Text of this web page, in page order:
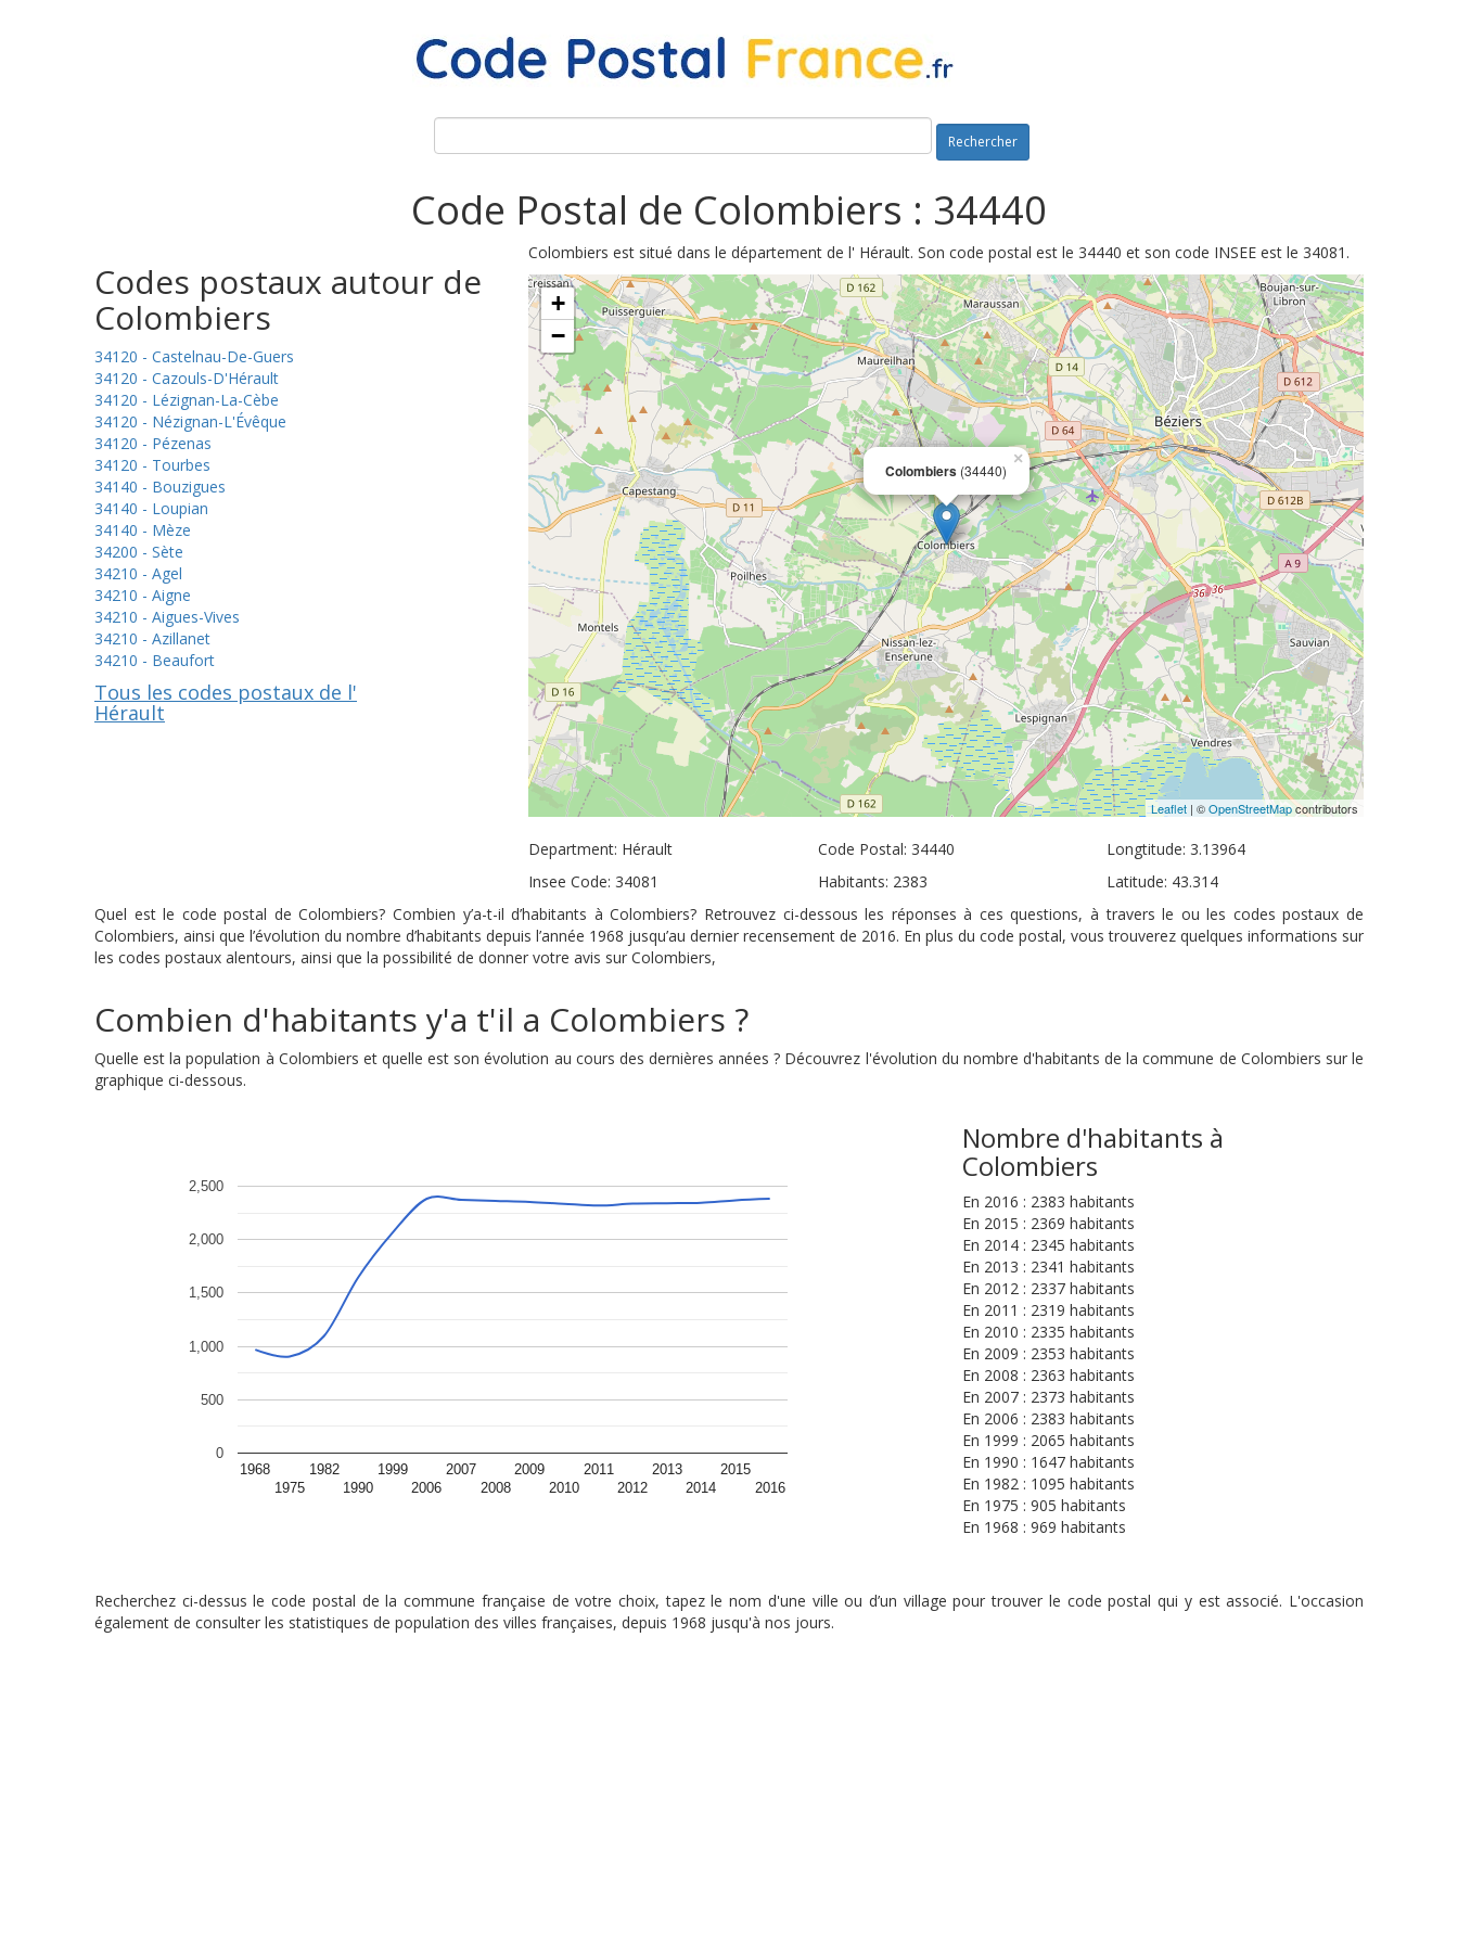
Rechercher
Code Postal de Colombiers : 34440
Codes postaux autour de
Colombiers
34120 - Castelnau-De-Guers
34120 - Cazouls-D'Hérault
34120 - Lézignan-La-Cèbe
34120 - Nézignan-L'Évêque
34120 - Pézenas
34120 - Tourbes
34140 - Bouzigues
34140 - Loupian
34140 - Mèze
34200 - Sète
34210 - Agel
34210 - Aigne
34210 - Aigues-Vives
34210 - Azillanet
34210 - Beaufort
Tous les codes postaux de l'
Hérault
Colombiers est situé dans le département de l' Hérault. Son code postal est le 34440 et son code INSEE est le 34081.
Colombiers (34440)
×
+
−
Leaflet | ©OpenStreetMapcontributors
Department: Hérault
Insee Code: 34081
Code Postal: 34440
Habitants: 2383
Longtitude: 3.13964
Latitude: 43.314
Quel est le code postal de Colombiers? Combien y’a-t-il d’habitants à Colombiers? Retrouvez ci-dessous les réponses à ces questions, à travers le ou les codes postaux de
Colombiers, ainsi que l’évolution du nombre d’habitants depuis l’année 1968 jusqu’au dernier recensement de 2016. En plus du code postal, vous trouverez quelques informations sur
les codes postaux alentours, ainsi que la possibilité de donner votre avis sur Colombiers,
Combien d'habitants y'a t'il a Colombiers ?
Quelle est la population à Colombiers et quelle est son évolution au cours des dernières années ? Découvrez l'évolution du nombre d'habitants de la commune de Colombiers sur le
graphique ci-dessous.
1968
1975
1982
1990
1999
2006
2007
2008
2009
2010
2011
2012
2013
2014
2015
2016
0
500
1,000
1,500
2,000
2,500
Nombre d'habitants à
Colombiers
En 2016 : 2383 habitants
En 2015 : 2369 habitants
En 2014 : 2345 habitants
En 2013 : 2341 habitants
En 2012 : 2337 habitants
En 2011 : 2319 habitants
En 2010 : 2335 habitants
En 2009 : 2353 habitants
En 2008 : 2363 habitants
En 2007 : 2373 habitants
En 2006 : 2383 habitants
En 1999 : 2065 habitants
En 1990 : 1647 habitants
En 1982 : 1095 habitants
En 1975 : 905 habitants
En 1968 : 969 habitants
Recherchez ci-dessus le code postal de la commune française de votre choix, tapez le nom d'une ville ou d’un village pour trouver le code postal qui y est associé. L'occasion
également de consulter les statistiques de population des villes françaises, depuis 1968 jusqu'à nos jours.